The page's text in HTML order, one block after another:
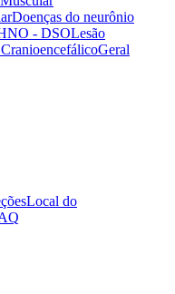
Doenças do neurônio
- DSOLesão
Geral
Local do